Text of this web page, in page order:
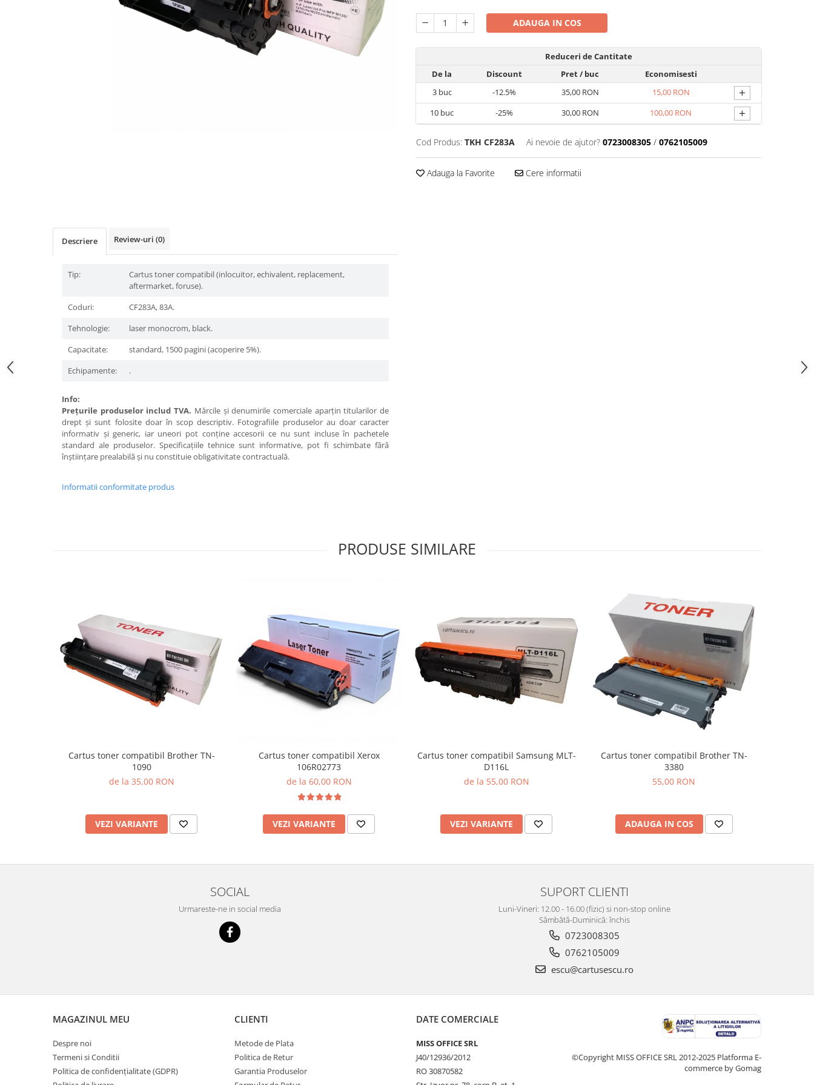
ADAUGA IN COS
Reduceri de Cantitate
De la
Discount Pret/ buc
Economisesti
3buc -12.5% 35,00 RON 15,00 RON +
10 buc -25% 30,00 RON 100,00 RON +
Cod Produs: TKH CF283A Ai nevoie de ajutor? 0723008305 / 0762105009
Adauga la Favorite Cere informatii
Descriere Review-uri (0)
Tip:
Cartus toner compatibil (inlocuitor, echivalent, replacement,
aftermarket, foruse).
Coduri:
CF283A, 83A.
Tehnologie:
laser monocrom, black.
Capacitate:
standard, 1500 pagini (acoperire 5%).
Echipamente:
.
Info:
Preţurile produselor includ TVA. Mărcile şi denumirile comerciale aparţin titularilor de
drept şi sunt folosite doar în scop descriptiv. Fotografiile produselor au doar caracter
informativ şi generic, iar uneori pot conţine accesorii ce nu sunt incluse în pachetele
standard ale produselor. Specificaţiile tehnice sunt informative, pot fi schimbate fără
înştiinţare prealabilă şi nu constituie obligativitate contractuală.
Informatii conformitate produs
PRODUSE SIMILARE
Cartus toner compatibil Brother TN-
1090
de la 35,00 RON
VEZI VARIANTE
Cartus toner compatibil Xerox
106R02773
de la 60,00 RON
VEZI VARIANTE
Cartus toner compatibil Samsung MLT-
D116L
de la 55,00 RON
VEZI VARIANTE
Cartus toner compatibil Brother TN-
3380
55,00 RON
ADAUGA IN COS
SOCIAL
Urmareste-ne in social media
SUPORT CLIENTI
Luni-Vineri: 12.00 - 16.00 (fizic) si non-stop online
Sâmbătă-Duminică: închis
0723008305
0762105009
escu@cartusescu.ro
MAGAZINUL MEU
Despre noi
Termeni si Conditii
Politica de confidențialitate (GDPR)
CLIENTI
Metode de Plata
Politica de Retur
Garantia Produselor
DATE COMERCIALE
MISS OFFICE SRL
J40/12936/2012
RO 30870582
©Copyright MISS OFFICE SRL 2012-2025 Platforma E-
commerce by Gomag